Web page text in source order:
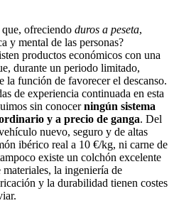
que, ofreciendo duros a peseta,
y mental de las personas?
productos económicos con una
durante un periodo limitado,
la función de favorecer el descanso.
de experiencia continuada en esta
sin conocerningún sistema
y a precio de ganga. Del
nuevo, seguro y de altas
ibérico real a 10 €/kg, ni carne de
existe un colchón excelente
la ingeniería de
y la durabilidad tienen costes